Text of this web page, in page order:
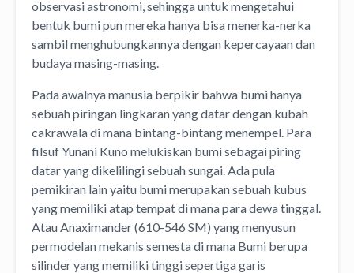
observasi astronomi, sehingga untuk mengetahui
bentuk bumi pun mereka hanya bisa menerka-nerka
sambil menghubungkannya dengan kepercayaan dan
budaya masing-masing.
Pada awalnya manusia berpikir bahwa bumi hanya
sebuah piringan lingkaran yang datar dengan kubah
cakrawala di mana bintang-bintang menempel. Para
filsuf Yunani Kuno melukiskan bumi sebagai piring
datar yang dikelilingi sebuah sungai. Ada pula
pemikiran lain yaitu bumi merupakan sebuah kubus
yang memiliki atap tempat di mana para dewa tinggal.
Atau Anaximander (610-546 SM) yang menyusun
permodelan mekanis semesta di mana Bumi berupa
silinder yang memiliki tinggi sepertiga garis